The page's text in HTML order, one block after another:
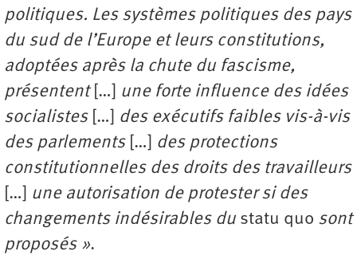
politiques. Les systèmes politiques des pays
du sud de l’Europe et leurs constitutions,
adoptées après la chute du fascisme,
présentent […] une forte influence des idées
socialistes […] des exécutifs faibles vis-à-vis
des parlements[…] des protections
constitutionnelles des droits des travailleurs
[…] une autorisation de protester si des
changements indésirables du statu quo sont
proposés ».